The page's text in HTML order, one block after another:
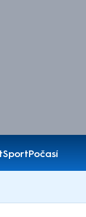
SportPočasí